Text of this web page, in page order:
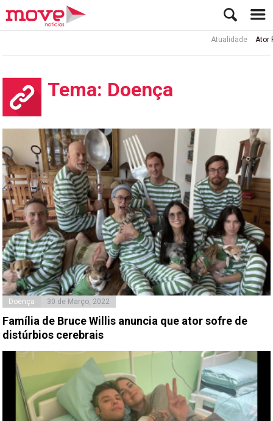
Ator Rui de Sá
Tema: Doença
Doença 30 de Março, 2022
Família de Bruce Willis anuncia que ator sofre de
distúrbios cerebrais